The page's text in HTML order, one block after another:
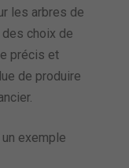
les arbres de
choix de
précis et
de produire
exemple